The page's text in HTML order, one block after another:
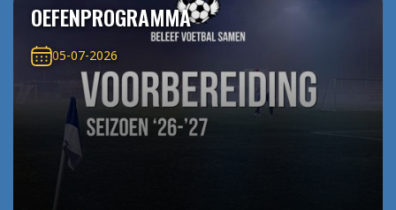
OEFENPROGRAMMA
05-07-2026